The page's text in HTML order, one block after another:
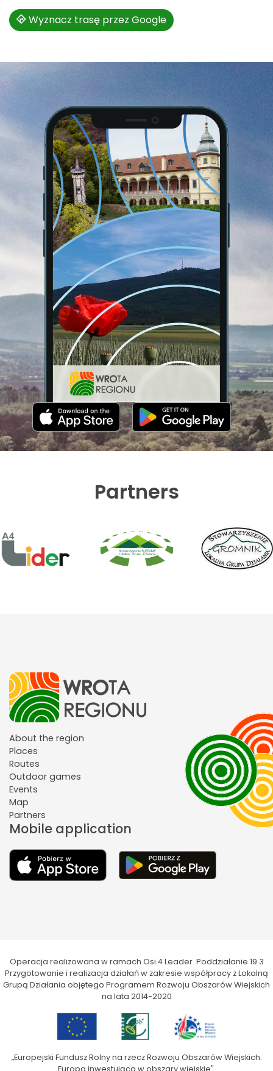
Wyznacz trasę przez Google
Partners
About the region
Places
Routes
Outdoor games
Events
Map
Partners
Mobile application
Operacja realizowana w ramach Osi 4 Leader. Poddziałanie 19.3
Przygotowanie i realizacja działań w zakresie współpracy z Lokalną
Grupą Działania objętego Programem Rozwoju Obszarów Wiejskich
na lata 2014-2020
„Europejski Fundusz Rolny na rzecz Rozwoju Obszarów Wiejskich:
Europa inwestująca w obszary wiejskie".